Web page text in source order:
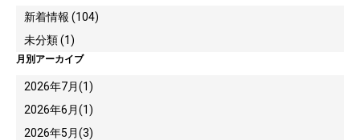
新着情報 (104)
未分類 (1)
月別アーカイブ
2026年7月(1)
2026年6月(1)
2026年5月(3)